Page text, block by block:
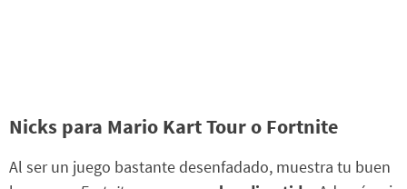
Nicks para Mario Kart Tour o Fortnite
Al ser un juego bastante desenfadado, muestra tu buen